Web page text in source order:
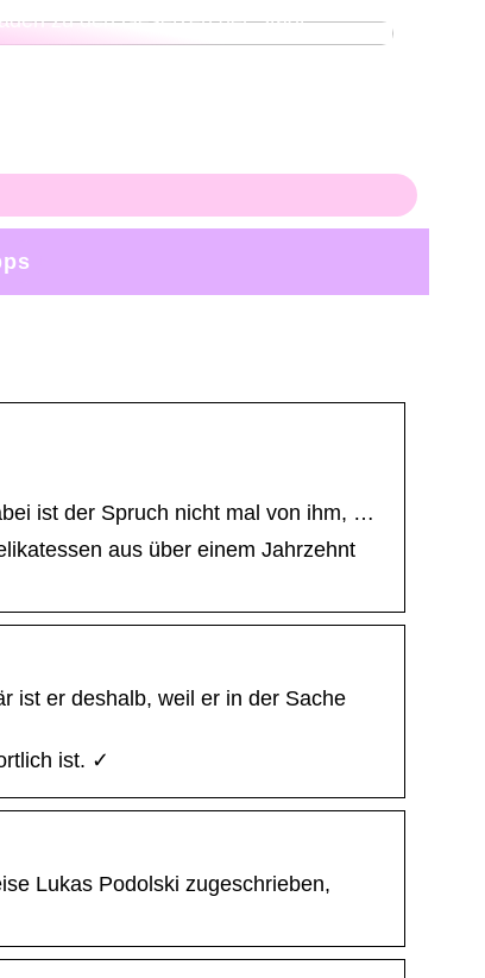
zu den Gesetzen der Stadt
ist der Spruch nicht mal von ihm, …
aus über einem Jahrzehnt
ist er deshalb, weil er in der Sache
ist. ✓
Lukas Podolski zugeschrieben,